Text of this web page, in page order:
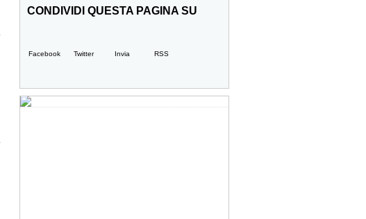
CONDIVIDI QUESTA PAGINA SU
Facebook Twitter Invia RSS